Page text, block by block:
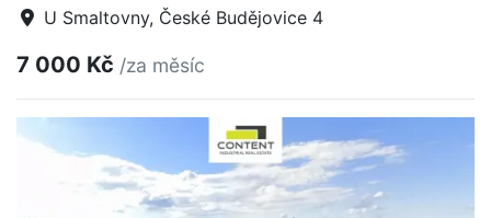
U Smaltovny, České Budějovice 4
7 000 Kč /za měsíc